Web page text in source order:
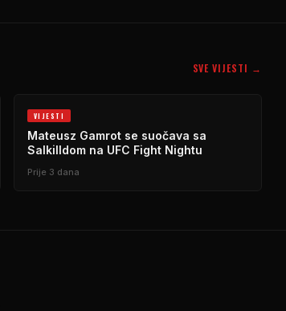
SVE VIJESTI →
VIJESTI
Mateusz Gamrot se suočava sa
Salkilldom na UFC Fight Nightu
Prije 3 dana